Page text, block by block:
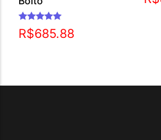
Avaliação
5.00
R$685.88